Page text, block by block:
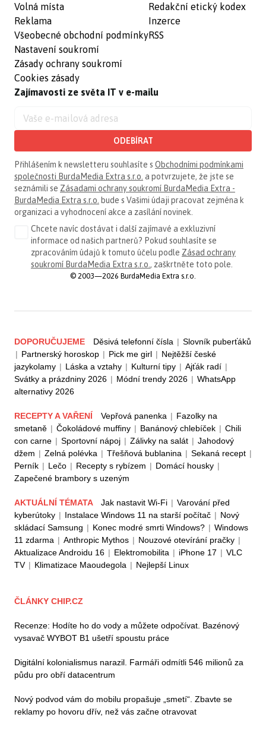
Volná místa
Reklama
Všeobecné obchodní podmínky
Nastavení soukromí
Zásady ochrany soukromí
Cookies zásady
Redakční etický kodex
Inzerce
RSS
Zajímavosti ze světa IT v e-mailu
ODEBÍRAT
Přihlášením k newsletteru souhlasíte s Obchodními podmínkami
společnosti BurdaMedia Extra s.r.o. a potvrzujete, že jste se
seznámili se Zásadami ochrany soukromí BurdaMedia Extra -
BurdaMedia Extra s.r.o. bude s Vašimi údaji pracovat zejména k
organizaci a vyhodnocení akce a zasílání novinek.
Chcete navíc dostávat i další zajímavé a exkluzivní
informace od našich partnerů? Pokud souhlasíte se
zpracováním údajů k tomuto účelu podle Zásad ochrany
soukromí BurdaMedia Extra s.r.o. , zaškrtněte toto pole.
© 2003—2026 BurdaMedia Extra s.r.o.
DOPORUČUJEME Děsivá telefonní čísla | Slovník puberťáků
| Partnerský horoskop | Pick me girl | Nejtěžší české
jazykolamy | Láska a vztahy | Kulturní tipy | Ajťák radí |
Svátky a prázdniny 2026 | Módní trendy 2026 | WhatsApp
alternativy 2026
RECEPTY A VAŘENÍ Vepřová panenka | Fazolky na
smetaně | Čokoládové muffiny | Banánový chlebíček | Chili
con carne | Sportovní nápoj | Zálivky na salát | Jahodový
džem | Zelná polévka | Třešňová bublanina | Sekaná recept |
Perník | Lečo | Recepty s rybízem | Domácí housky |
Zapečené brambory s uzeným
AKTUÁLNÍ TÉMATA Jak nastavit Wi-Fi | Varování před
kyberútoky | Instalace Windows 11 na starší počítač | Nový
skládací Samsung | Konec modré smrti Windows? | Windows
11 zdarma | Anthropic Mythos | Nouzové otevírání pračky |
Aktualizace Androidu 16 | Elektromobilita | iPhone 17 | VLC
TV | Klimatizace Maoudegola | Nejlepší Linux
ČLÁNKY CHIP.CZ
Recenze: Hodíte ho do vody a můžete odpočívat. Bazénový
vysavač WYBOT B1 ušetří spoustu práce
Digitální kolonialismus narazil. Farmáři odmítli 546 milionů za
půdu pro obří datacentrum
Nový podvod vám do mobilu propašuje „smetí“. Zbavte se
reklamy po hovoru dřív, než vás začne otravovat